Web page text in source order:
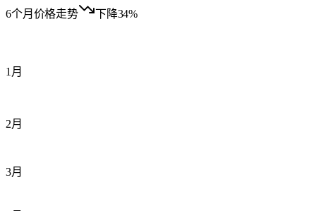
6个月价格走势
下降34%
1月
2月
3月